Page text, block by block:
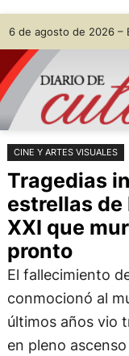
Saltar
al
contenido
Skip
to
content
6 de agosto de 2026 –
CINE Y ARTES VISUALES
Tragedias
estrellas
XXI que
pronto
El fallecimiento
conmocionó al
últimos años vio
en pleno ascenso